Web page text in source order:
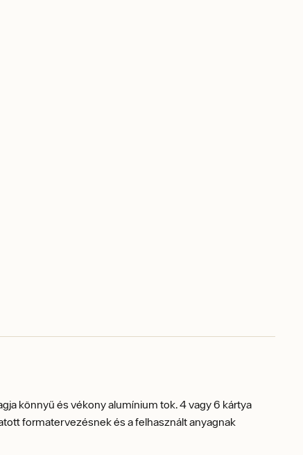
könnyű és vékony alumínium tok. 4 vagy 6 kártya
formatervezésnek és a felhasznált anyagnak